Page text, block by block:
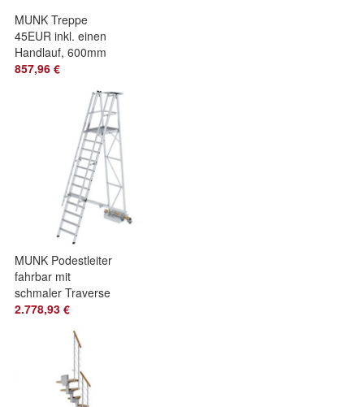
MUNK Treppe
45EUR inkl. einen
Handlauf, 600mm
Stufenbreite, 6
857,96 €
MUNK Podestleiter
fahrbar mit
schmaler Traverse
12 Stufen
2.778,93 €